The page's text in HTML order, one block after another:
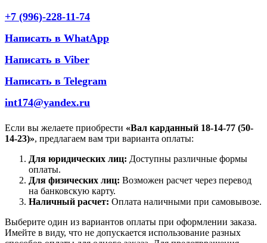
+7 (996)-228-11-74
Написать в WhatApp
Написать в Viber
Написать в Telegram
int174@yandex.ru
Если вы желаете приобрести «Вал карданный 18-14-77 (50-
14-23)», предлагаем вам три варианта оплаты:
Для юридических лиц: Доступны различные формы
оплаты.
Для физических лиц: Возможен расчет через перевод
на банковскую карту.
Наличный расчет: Оплата наличными при самовывозе.
Выберите один из вариантов оплаты при оформлении заказа.
Имейте в виду, что не допускается использование разных